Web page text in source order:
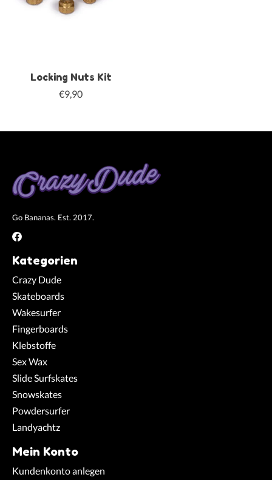
Locking Nuts Kit
€9,90
Go Bananas. Est. 2017.
Kategorien
Crazy Dude
Skateboards
Wakesurfer
Fingerboards
Klebstoffe
Sex Wax
Slide Surfskates
Snowskates
Powdersurfer
Landyachtz
Mein Konto
Kundenkonto anlegen